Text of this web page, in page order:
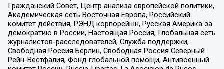
Гражданский Совет, Центр анализа европейской политики,
Академическая сеть Восточная Европа, Российский
комитет действия, РЭНД корпорейшн, Русская Америка за
демократию в России, Настоящая Россия, Глобальная сеть
журналистов-расследователей, Служба поддержки,
Свободная Россия Берлин, Свободная Россия Северный
Рейн-Вестфалия, Фонд глобальной помощи, Антивоенный